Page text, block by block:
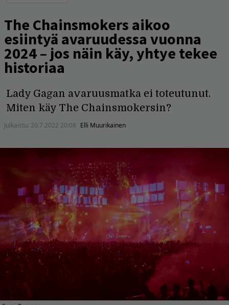
The Chainsmokers aikoo
esiintyä avaruudessa vuonna
2024 – jos näin käy, yhtye tekee
historiaa
Lady Gagan avaruusmatka ei toteutunut.
Miten käy The Chainsmokersin?
Julkaistu: 20.7.2022 20:08 Elli Muurikainen